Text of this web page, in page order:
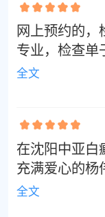
复查有好的效
网上预约的，
专业，检查单
觉很专业，在
全文
在沈阳中亚白
充满爱心的杨
的担忧，详细
定了一套个
全文